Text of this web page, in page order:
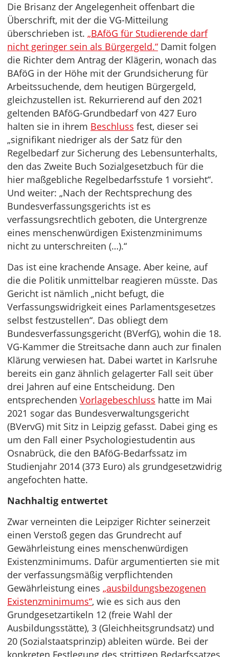
Die Brisanz der Angelegenheit offenbart die
Überschrift, mit der die VG-Mitteilung
überschrieben ist. „BAföG für Studierende darf
nicht geringer sein als Bürgergeld.“ Damit folgen
die Richter dem Antrag der Klägerin, wonach das
BAföG in der Höhe mit der Grundsicherung für
Arbeitssuchende, dem heutigen Bürgergeld,
gleichzustellen ist. Rekurrierend auf den 2021
geltenden BAföG-Grundbedarf von 427 Euro
halten sie in ihrem Beschluss fest, dieser sei
„signifikant niedriger als der Satz für den
Regelbedarf zur Sicherung des Lebensunterhalts,
den das Zweite Buch Sozialgesetzbuch für die
hier maßgebliche Regelbedarfsstufe 1 vorsieht“.
Und weiter: „Nach der Rechtsprechung des
Bundesverfassungsgerichts ist es
verfassungsrechtlich geboten, die Untergrenze
eines menschenwürdigen Existenzminimums
nicht zu unterschreiten (…).“
Das ist eine krachende Ansage. Aber keine, auf
die die Politik unmittelbar reagieren müsste. Das
Gericht ist nämlich „nicht befugt, die
Verfassungswidrigkeit eines Parlamentsgesetzes
selbst festzustellen“. Das obliegt dem
Bundesverfassungsgericht (BVerfG), wohin die 18.
VG-Kammer die Streitsache dann auch zur finalen
Klärung verwiesen hat. Dabei wartet in Karlsruhe
bereits ein ganz ähnlich gelagerter Fall seit über
drei Jahren auf eine Entscheidung. Den
entsprechenden Vorlagebeschluss hatte im Mai
2021 sogar das Bundesverwaltungsgericht
(BVervG) mit Sitz in Leipzig gefasst. Dabei ging es
um den Fall einer Psychologiestudentin aus
Osnabrück, die den BAföG-Bedarfssatz im
Studienjahr 2014 (373 Euro) als grundgesetzwidrig
angefochten hatte.
Nachhaltig entwertet
Zwar verneinten die Leipziger Richter seinerzeit
einen Verstoß gegen das Grundrecht auf
Gewährleistung eines menschenwürdigen
Existenzminimums. Dafür argumentierten sie mit
der verfassungsmäßig verpflichtenden
Gewährleistung eines „ausbildungsbezogenen
Existenzminimums“, wie es sich aus den
Grundgesetzartikeln 12 (freie Wahl der
Ausbildungsstätte), 3 (Gleichheitsgrundsatz) und
20 (Sozialstaatsprinzip) ableiten würde. Bei der
konkreten Festlegung des strittigen Bedarfssatzes